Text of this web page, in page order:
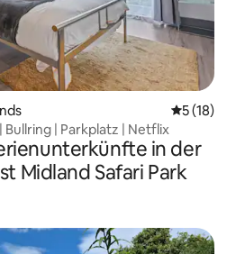
5 (18)
| Parkplatz | Netflix
in der
Midland Safari Park